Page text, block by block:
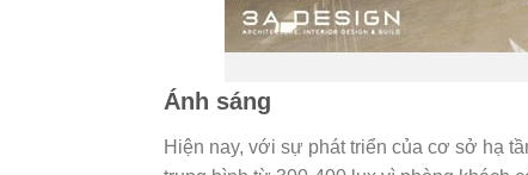
Ánh sáng
Hiện nay, với sự phát triển của cơ sở hạ